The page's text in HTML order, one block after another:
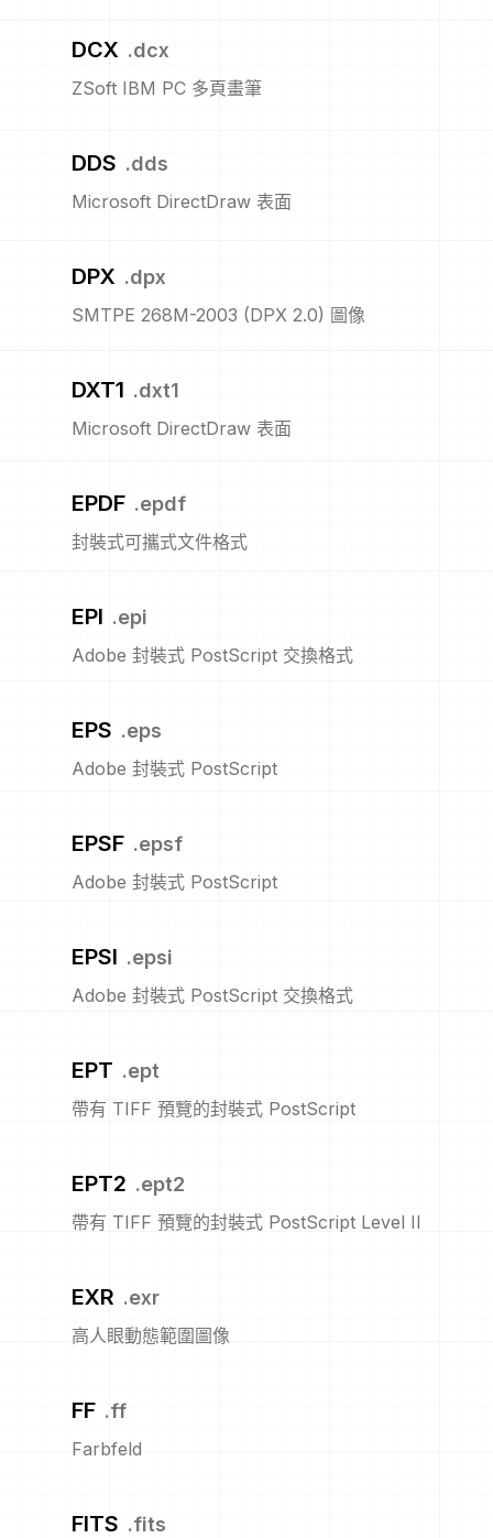
DCX .dcx
ZSoft IBM PC 多頁畫筆
DDS .dds
Microsoft DirectDraw 表面
DPX .dpx
SMTPE 268M-2003 (DPX 2.0) 圖像
DXT1 .dxt1
Microsoft DirectDraw 表面
EPDF .epdf
封裝式可攜式文件格式
EPI .epi
Adobe 封裝式 PostScript 交換格式
EPS .eps
Adobe 封裝式 PostScript
EPSF .epsf
Adobe 封裝式 PostScript
EPSI .epsi
Adobe 封裝式 PostScript 交換格式
EPT .ept
帶有 TIFF 預覽的封裝式 PostScript
EPT2 .ept2
帶有 TIFF 預覽的封裝式 PostScript Level II
EXR .exr
高人眼動態範圍圖像
FF .ff
Farbfeld
FITS .fits